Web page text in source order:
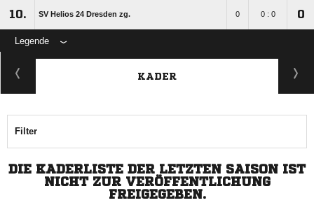
10. SV Helios 24 Dresden zg. 0 0 : 0 0
Legende
KADER
Filter
DIE KADERLISTE DER LETZTEN SAISON IST
NICHT ZUR VERÖFFENTLICHUNG
FREIGEGEBEN.